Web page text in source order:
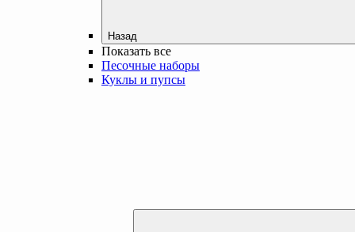
Назад
Показать все
Песочные наборы
Куклы и пупсы